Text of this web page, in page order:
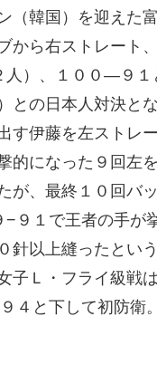
（韓国）を迎えた
から右ストレート
）、１００—９１
との日本人対決と
す伊藤を左ストレ
的になった９回左
が、最終１０回バ
９１で王者の手が
針以上縫ったという
子Ｌ・フライ級戦
４と下して初防衛。